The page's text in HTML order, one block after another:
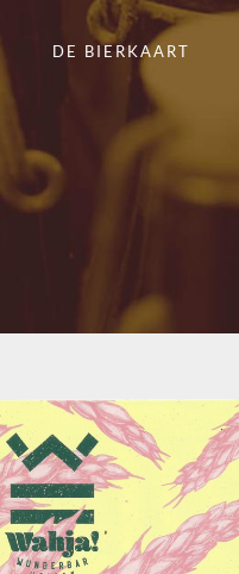
DE BIERKAART